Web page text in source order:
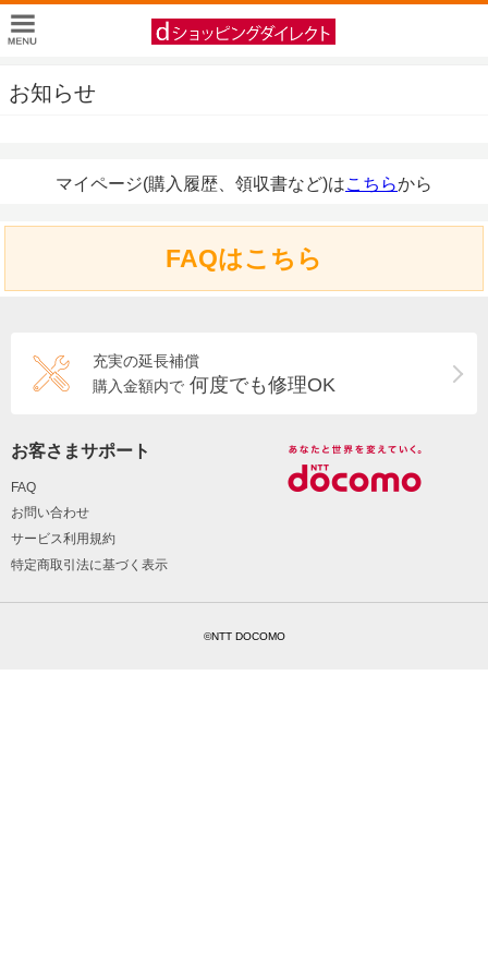
お知らせ
マイページ(購入履歴、領収書など)はこちらから
FAQはこちら
充実の延長補償
購入金額内で 何度でも修理OK
お客さまサポート
FAQ
お問い合わせ
サービス利用規約
特定商取引法に基づく表示
©NTT DOCOMO